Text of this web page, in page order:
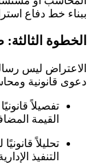
ببناء خط دفاع
الخطوة
الاعتراض ليس
دعوى قانونية
تفصيلاً
القيمة
تحليلاً
التنفيذ